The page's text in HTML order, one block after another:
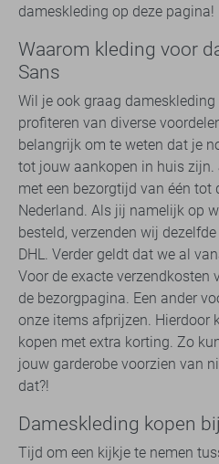
dameskleding op deze pagina!
Waarom kleding voor
Sans
Wil je ook graag
profiteren van diverse
belangrijk om te weten dat je
tot jouw aankopen in huis zijn.
met een bezorgtijd van één tot
Nederland. Als jij namelijk op
besteld, verzenden wij
DHL. Verder geldt dat we al
Voor de exacte verzendkosten
de bezorgpagina. Een ander
onze items afprijzen. Hierdoor
kopen met extra korting. Zo
jouw garderobe voorzien van
dat?!
Dameskleding kopen
Tijd om een kijkje te nemen